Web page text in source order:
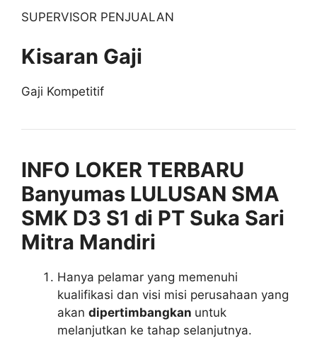
SUPERVISOR PENJUALAN
Kisaran Gaji
Gaji Kompetitif
INFO LOKER TERBARU
Banyumas LULUSAN SMA
SMK D3 S1 di PT Suka Sari
Mitra Mandiri
Hanya pelamar yang memenuhi
kualifikasi dan visi misi perusahaan yang
akan dipertimbangkan untuk
melanjutkan ke tahap selanjutnya.